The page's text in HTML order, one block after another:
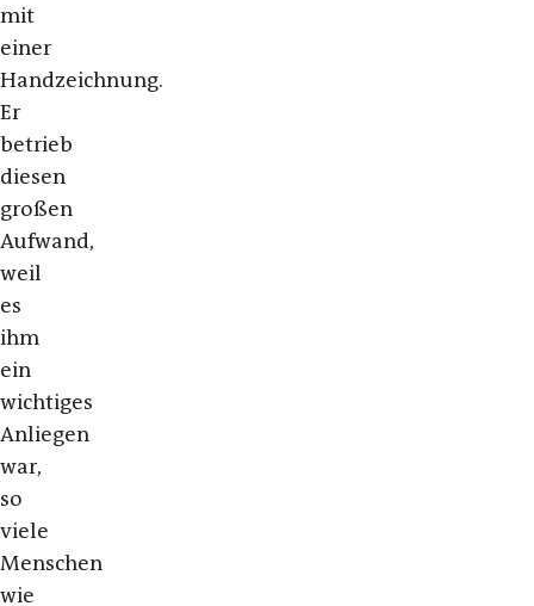
mit
einer
Handzeichnung.
Er
betrieb
diesen
großen
Aufwand,
weil
es
ihm
ein
wichtiges
Anliegen
war,
so
viele
Menschen
wie